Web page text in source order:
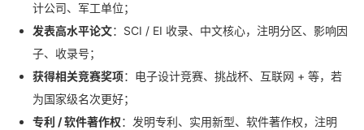
计公司、军工单位；
发表高水平论文：SCI / EI 收录、中文核心，注明分区、影响因
子、收录号；
获得相关竞赛奖项：电子设计竞赛、挑战杯、互联网 + 等，若
为国家级名次更好；
专利 / 软件著作权：发明专利、实用新型、软件著作权，注明